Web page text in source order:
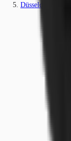
Düsseldorf